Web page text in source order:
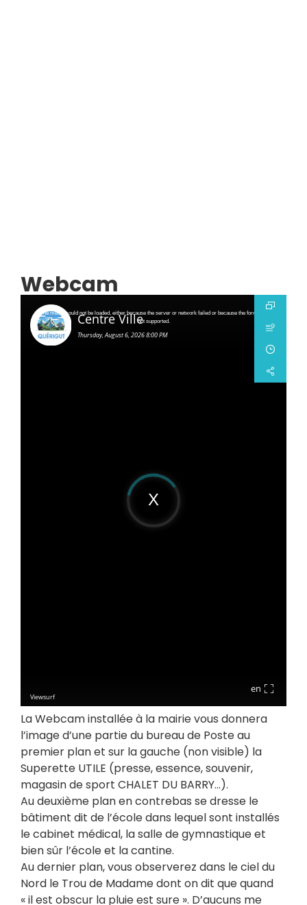
Webcam
La Webcam installée à la mairie vous donnera
l’image d’une partie du bureau de Poste au
premier plan et sur la gauche (non visible) la
Superette UTILE (presse, essence, souvenir,
magasin de sport CHALET DU BARRY…).
Au deuxième plan en contrebas se dresse le
bâtiment dit de l’école dans lequel sont installés
le cabinet médical, la salle de gymnastique et
bien sûr l’école et la cantine.
Au dernier plan, vous observerez dans le ciel du
Nord le Trou de Madame dont on dit que quand
« il est obscur la pluie est sure ». D’aucuns me